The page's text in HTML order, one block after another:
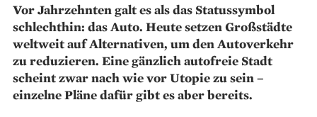
Vor Jahrzehnten galt es als das Statussymbol
schlechthin: das Auto. Heute setzen Großstädte
weltweit auf Alternativen, um den Autoverkehr
zu reduzieren. Eine gänzlich autofreie Stadt
scheint zwar nach wie vor Utopie zu sein –
einzelne Pläne dafür gibt es aber bereits.